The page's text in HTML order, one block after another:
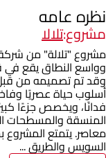
نظره عامه
مشروع:تلالا
مشروع "تلالة" من
وواسع النطاق يقع في
وقد تم تصميمه من
فدانًا، ويخصص جزءًا
المنسقة والمسطحات
معاصر. يتمتع
السويس والطريق ...